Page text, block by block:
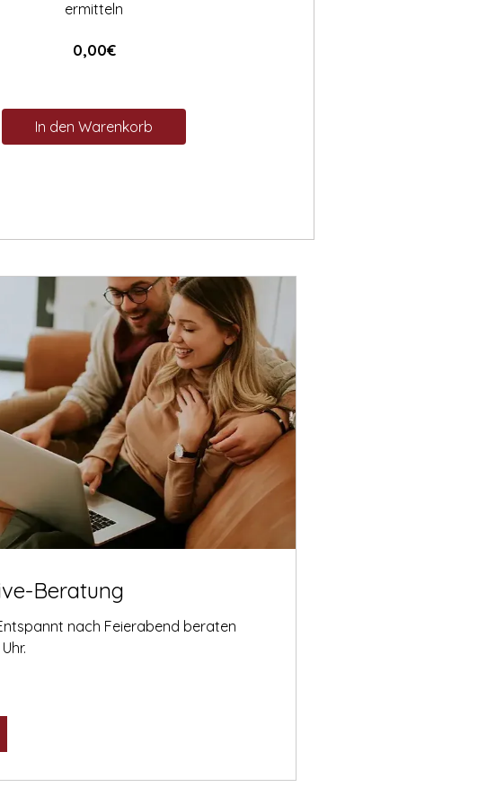
ermitteln
0,00€Preis
In den Warenkorb
Beratung
nach Feierabend beraten